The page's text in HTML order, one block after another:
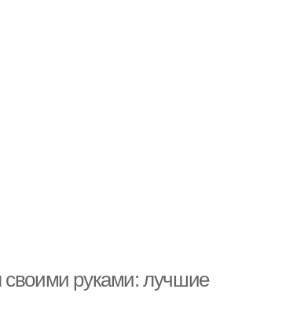
своими руками: лучшие